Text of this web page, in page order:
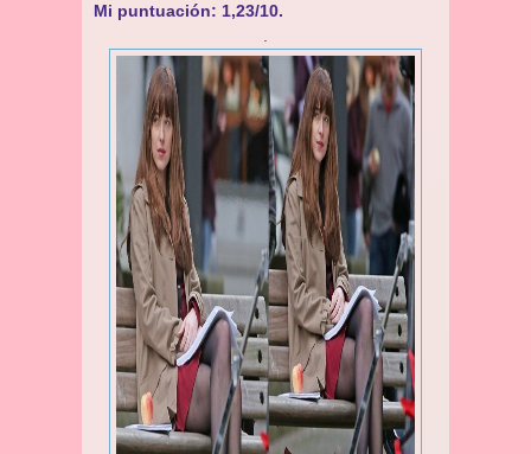
Mi puntuación: 1,23/10.